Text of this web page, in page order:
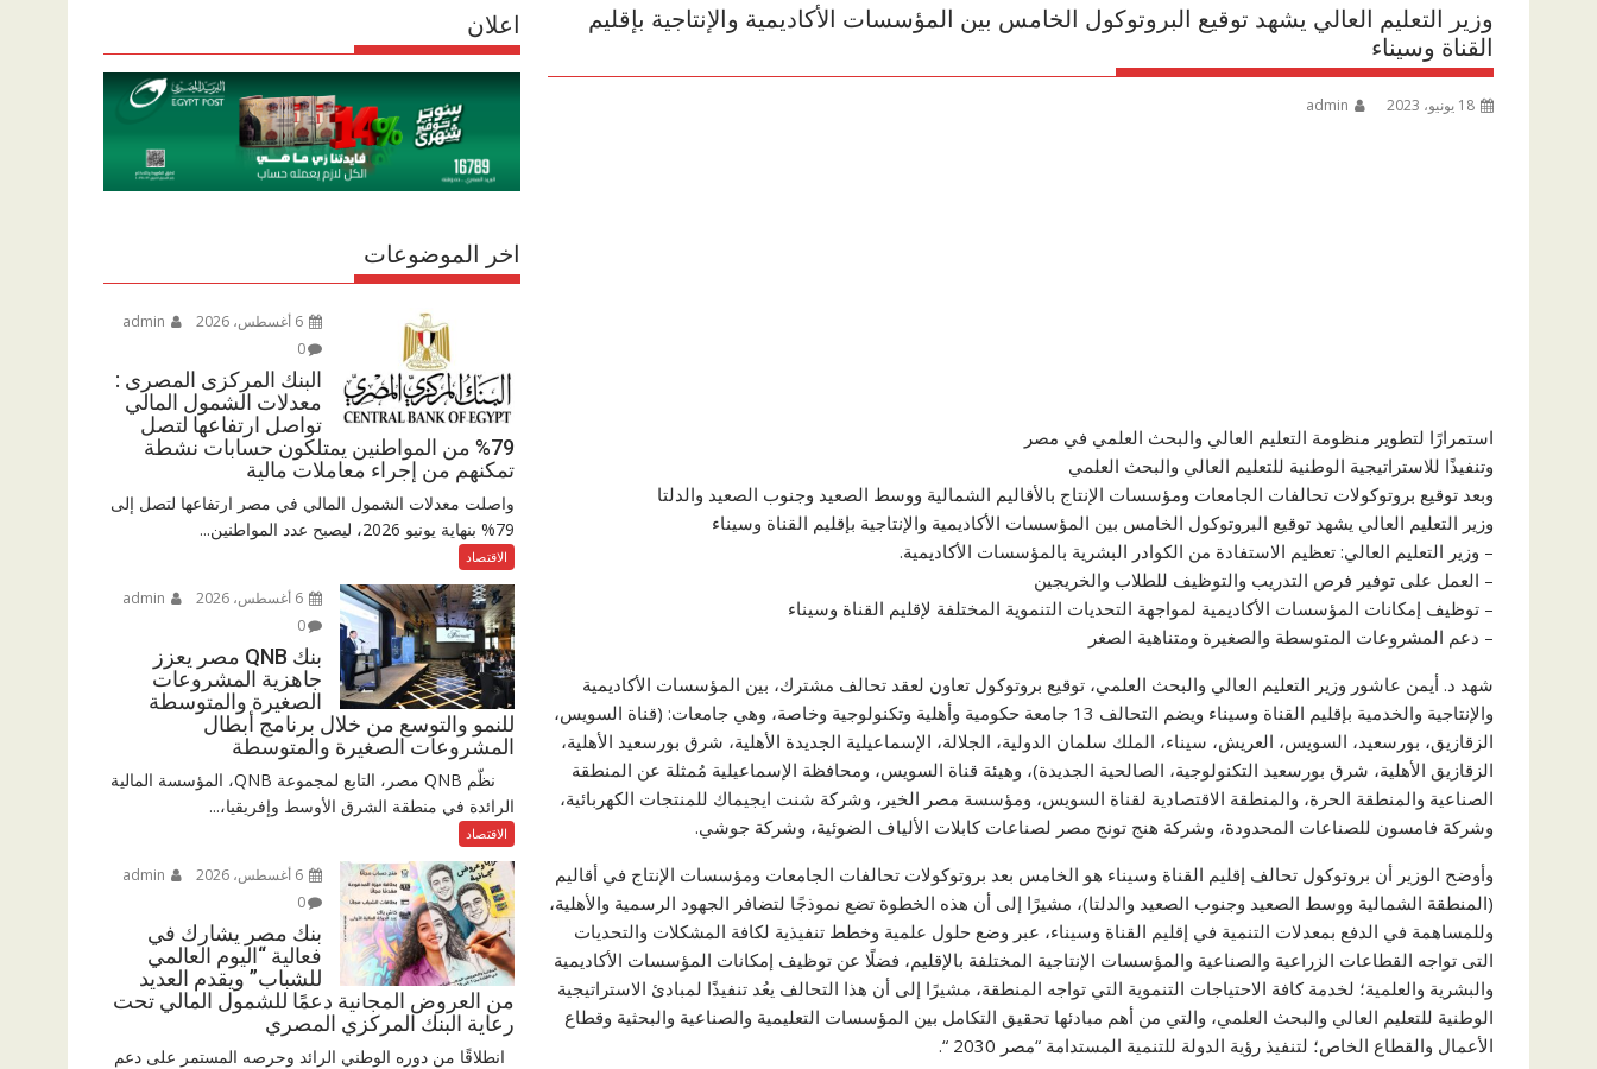
وزير التعليم العالي يشهد توقيع البروتوكول الخامس بين المؤسسات الأكاديمية والإنتاجية بإقليم
القناة وسيناء
18 يونيو، 2023 admin
استمرارًا لتطوير منظومة التعليم العالي والبحث العلمي في مصر
وتنفيذًا للاستراتيجية الوطنية للتعليم العالي والبحث العلمي
وبعد توقيع بروتوكولات تحالفات الجامعات ومؤسسات الإنتاج بالأقاليم الشمالية ووسط الصعيد وجنوب الصعيد والدلتا
وزير التعليم العالي يشهد توقيع البروتوكول الخامس بين المؤسسات الأكاديمية والإنتاجية بإقليم القناة وسيناء
– وزير التعليم العالي: تعظيم الاستفادة من الكوادر البشرية بالمؤسسات الأكاديمية.
– العمل على توفير فرص التدريب والتوظيف للطلاب والخريجين
– توظيف إمكانات المؤسسات الأكاديمية لمواجهة التحديات التنموية المختلفة لإقليم القناة وسيناء
– دعم المشروعات المتوسطة والصغيرة ومتناهية الصغر
شهد د. أيمن عاشور وزير التعليم العالي والبحث العلمي، توقيع بروتوكول تعاون لعقد تحالف مشترك، بين المؤسسات الأكاديمية
والإنتاجية والخدمية بإقليم القناة وسيناء ويضم التحالف 13 جامعة حكومية وأهلية وتكنولوجية وخاصة، وهي جامعات: (قناة السويس،
الزقازيق، بورسعيد، السويس، العريش، سيناء، الملك سلمان الدولية، الجلالة، الإسماعيلية الجديدة الأهلية، شرق بورسعيد الأهلية،
الزقازيق الأهلية، شرق بورسعيد التكنولوجية، الصالحية الجديدة)، وهيئة قناة السويس، ومحافظة الإسماعيلية مُمثلة عن المنطقة
الصناعية والمنطقة الحرة، والمنطقة الاقتصادية لقناة السويس، ومؤسسة مصر الخير، وشركة شنت ايجيماك للمنتجات الكهربائية،
وشركة فامسون للصناعات المحدودة، وشركة هنج تونج مصر لصناعات كابلات الألياف الضوئية، وشركة جوشي.
وأوضح الوزير أن بروتوكول تحالف إقليم القناة وسيناء هو الخامس بعد بروتوكولات تحالفات الجامعات ومؤسسات الإنتاج في أقاليم
(المنطقة الشمالية ووسط الصعيد وجنوب الصعيد والدلتا)، مشيرًا إلى أن هذه الخطوة تضع نموذجًا لتضافر الجهود الرسمية والأهلية،
وللمساهمة في الدفع بمعدلات التنمية في إقليم القناة وسيناء، عبر وضع حلول علمية وخطط تنفيذية لكافة المشكلات والتحديات
التى تواجه القطاعات الزراعية والصناعية والمؤسسات الإنتاجية المختلفة بالإقليم، فضلًا عن توظيف إمكانات المؤسسات الأكاديمية
والبشرية والعلمية؛ لخدمة كافة الاحتياجات التنموية التي تواجه المنطقة، مشيرًا إلى أن هذا التحالف يعُد تنفيذًا لمبادئ الاستراتيجية
الوطنية للتعليم العالي والبحث العلمي، والتي من أهم مبادئها تحقيق التكامل بين المؤسسات التعليمية والصناعية والبحثية وقطاع
الأعمال والقطاع الخاص؛ لتنفيذ رؤية الدولة للتنمية المستدامة “مصر 2030 “.
اعلان
اخر الموضوعات
0
البنك المركزى المصرى :
معدلات الشمول المالي
تواصل ارتفاعها لتصل
79% من المواطنين يمتلكون حسابات نشطة
تمكنهم من إجراء معاملات مالية
واصلت معدلات الشمول المالي في مصر ارتفاعها لتصل إلى
79% بنهاية يونيو 2026، ليصبح عدد المواطنين...
الاقتصاد
0
بنك QNB مصر يعزز
جاهزية المشروعات
الصغيرة والمتوسطة
للنمو والتوسع من خلال برنامج أبطال
المشروعات الصغيرة والمتوسطة
نظّم QNB مصر، التابع لمجموعة QNB، المؤسسة المالية
الرائدة في منطقة الشرق الأوسط وإفريقيا،...
الاقتصاد
0
بنك مصر يشارك في
فعالية “اليوم العالمي
للشباب” ويقدم العديد
من العروض المجانية دعمًا للشمول المالي تحت
رعاية البنك المركزي المصري
انطلاقًا من دوره الوطني الرائد وحرصه المستمر على دعم